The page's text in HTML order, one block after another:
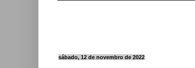
sábado, 12 de novembro de 2022